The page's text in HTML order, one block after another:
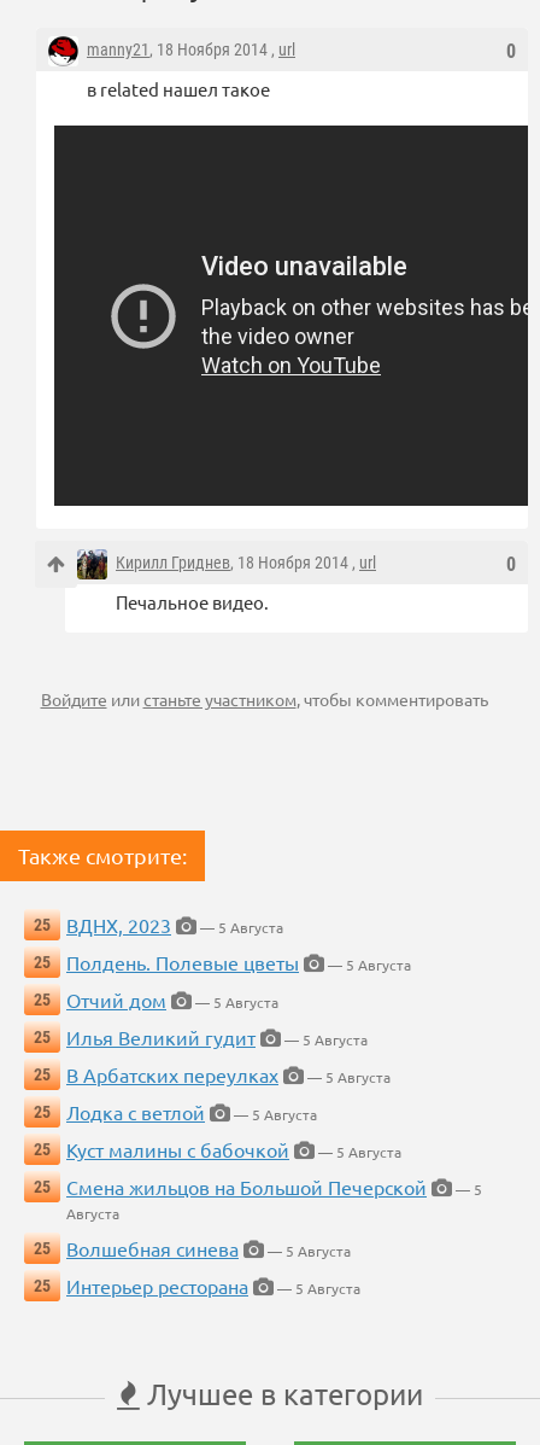
0
manny21, 18 Ноября 2014 , url
в related нашел такое
0
Кирилл Гриднев, 18 Ноября 2014 , url
Печальное видео.
Войдите илистаньте участником, чтобы комментировать
Также смотрите:
25 ВДНХ, 2023
— 5 Августа
25
Полдень. Полевые цветы
— 5 Августа
25
Отчий дом
— 5 Августа
25
Илья Великий гудит
— 5 Августа
25
В Арбатских переулках
— 5 Августа
25
Лодка с ветлой
— 5 Августа
25
Куст малины с бабочкой
— 5 Августа
25
Смена жильцов на Большой Печерской
— 5
Августа
25
Волшебная синева
— 5 Августа
25
Интерьер ресторана — 5 Августа
Лучшее в категории